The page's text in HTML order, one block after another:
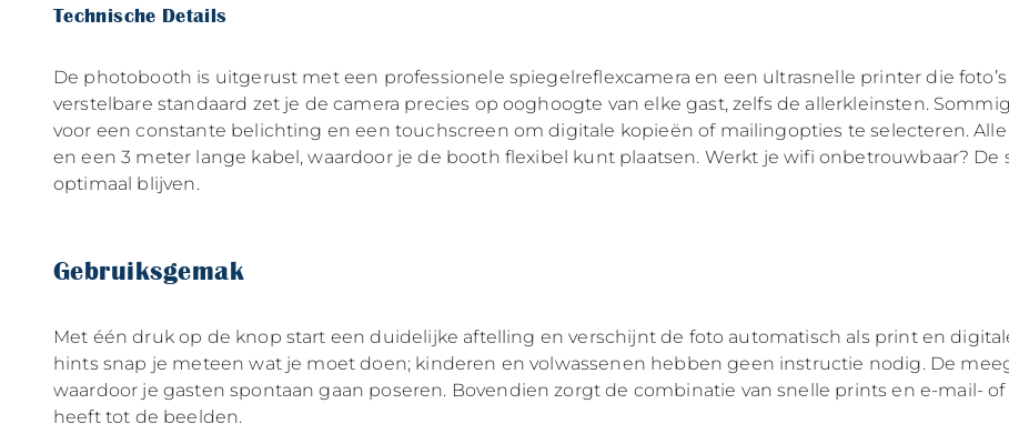
Technische Details
De photobooth is uitgerust met een professionele spiegelreflexcamera en een ultrasnelle printer die
verstelbare standaard zet je de camera precies op ooghoogte van elke gast, zelfs de allerkleinsten.
voor een constante belichting en een touchscreen om digitale kopieën of mailingopties te selecteren.
en een 3 meter lange kabel, waardoor je de booth flexibel kunt plaatsen. Werkt je wifi onbetrouwbaar?
optimaal blijven.
Gebruiksgemak
Met één druk op de knop start een duidelijke aftelling en verschijnt de foto automatisch als print en
hints snap je meteen wat je moet doen; kinderen en volwassenen hebben geen instructie nodig. De
waardoor je gasten spontaan gaan poseren. Bovendien zorgt de combinatie van snelle prints en e-mail-
heeft tot de beelden.